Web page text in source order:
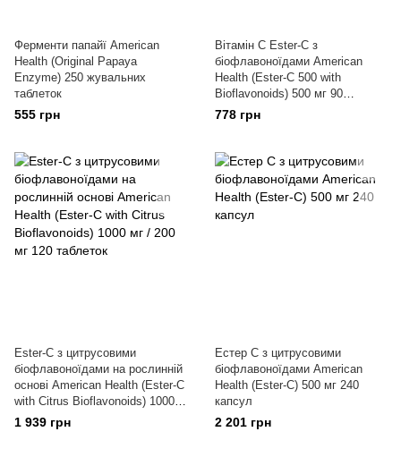
Ферменти папайї American
Health (Original Papaya
Enzyme) 250 жувальних
таблеток
555 грн
Вітамін C Ester-C з
біофлавоноїдами American
Health (Ester-C 500 with
Bioflavonoids) 500 мг 90
таблеток
778 грн
Ester-C з цитрусовими
біофлавоноїдами на рослинній
основі American Health (Ester-C
with Citrus Bioflavonoids) 1000
мг / 200 мг 120 таблеток
1 939 грн
Естер С з цитрусовими
біофлавоноїдами American
Health (Ester-C) 500 мг 240
капсул
2 201 грн